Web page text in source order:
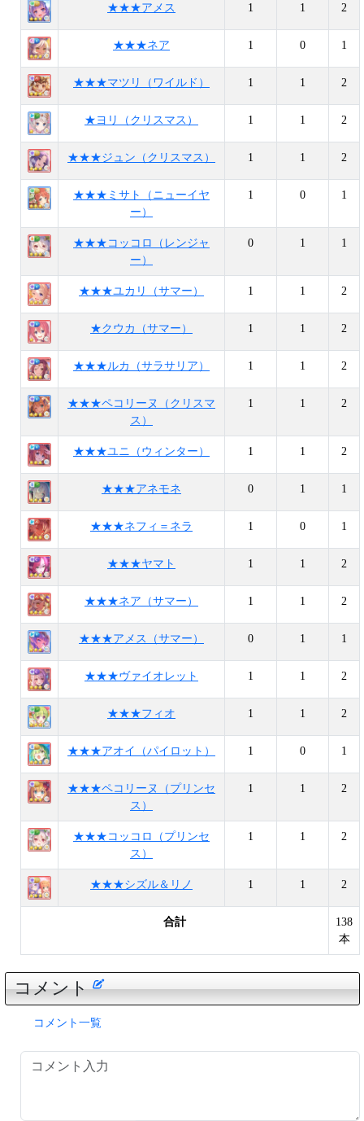
★★★アメス 1 1 2
★★★ネア 1 0 1
★★★マツリ（ワイルド） 1 1 2
★ヨリ（クリスマス） 1 1 2
★★★ジュン（クリスマス） 1 1 2
★★★ミサト（ニューイヤ
ー）
1 0 1
★★★コッコロ（レンジャ
ー）
0 1 1
★★★ユカリ（サマー） 1 1 2
★クウカ（サマー） 1 1 2
★★★ルカ（サラサリア） 1 1 2
★★★ペコリーヌ（クリスマ
ス）
1 1 2
★★★ユニ（ウィンター） 1 1 2
★★★アネモネ 0 1 1
★★★ネフィ＝ネラ 1 0 1
★★★ヤマト 1 1 2
★★★ネア（サマー） 1 1 2
★★★アメス（サマー） 0 1 1
★★★ヴァイオレット 1 1 2
★★★フィオ 1 1 2
★★★アオイ（パイロット） 1 0 1
★★★ペコリーヌ（プリンセ
ス）
1 1 2
★★★コッコロ（プリンセ
ス）
1 1 2
★★★シズル＆リノ 1 1 2
合計
138
本
コメント
コメント一覧